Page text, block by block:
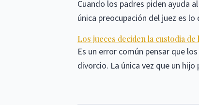
Cuando los padres piden ayuda
única preocupación del juez es
Los jueces deciden la custodia
Es un error común pensar que
divorcio. La única vez que un